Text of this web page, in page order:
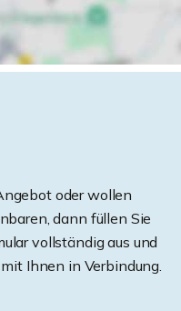
oder wollen
dann füllen Sie
vollständig aus und
Ihnen in Verbindung.